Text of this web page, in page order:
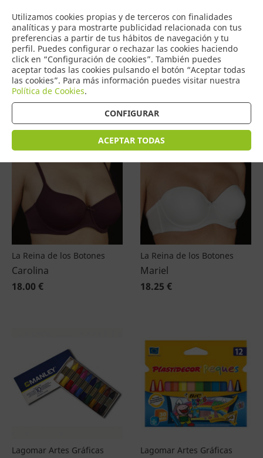
Utilizamos cookies propias y de terceros con finalidades
analíticas y para mostrarte publicidad relacionada con tus
preferencias a partir de tus hábitos de navegación y tu
perfil. Puedes configurar o rechazar las cookies haciendo
click en “Configuración de cookies”. También puedes
aceptar todas las cookies pulsando el botón “Aceptar todas
las cookies”. Para más información puedes visitar nuestra
Política de Cookies.
CONFIGURAR
ACEPTAR TODAS
0
COMERCIO
DE TORRIJOS
Productos (4601)
Ordenar por precio
La Reina de los Botones
Carolina
18.00 €
La Reina de los Botones
Mariel
18.25 €
Lagomar Artes Gráficas Lagomar Artes Gráficas